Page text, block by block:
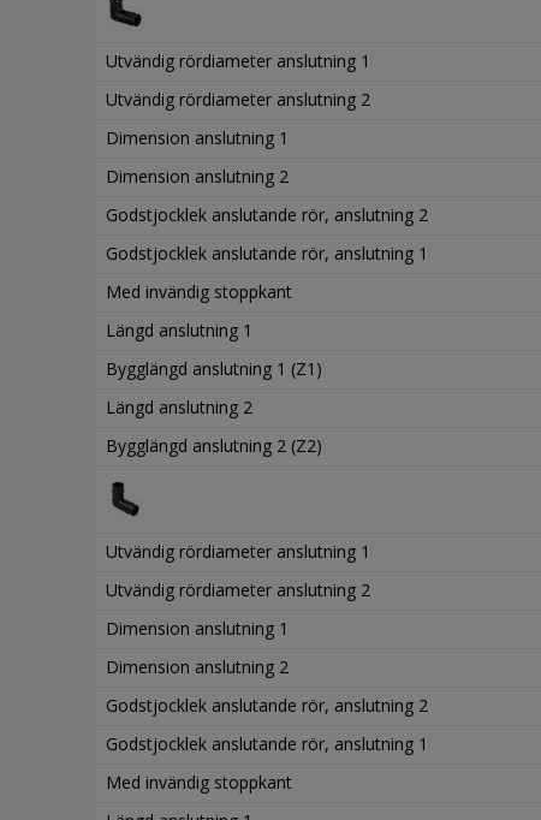
Utvändig rördiameter anslutning 1
Utvändig rördiameter anslutning 2
Dimension anslutning 1
Dimension anslutning 2
Godstjocklek anslutande rör, anslutning 2
Godstjocklek anslutande rör, anslutning 1
Med invändig stoppkant
Längd anslutning 1
Bygglängd anslutning 1 (Z1)
Längd anslutning 2
Bygglängd anslutning 2 (Z2)
Utvändig rördiameter anslutning 1
Utvändig rördiameter anslutning 2
Dimension anslutning 1
Dimension anslutning 2
Godstjocklek anslutande rör, anslutning 2
Godstjocklek anslutande rör, anslutning 1
Med invändig stoppkant